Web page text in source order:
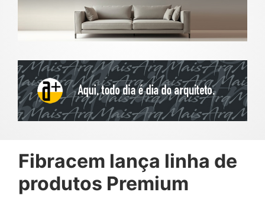
Fibracem lança linha de
produtos Premium